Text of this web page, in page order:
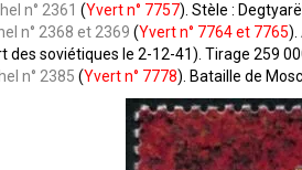
n° 2361 (Yvert n° 7757). Stèle :
n° 2368 et 2369 (Yvert n° 7764 et 7765).
des soviétiques le 2-12-41). Tirage 259
n° 2385 (Yvert n° 7778). Bataille de